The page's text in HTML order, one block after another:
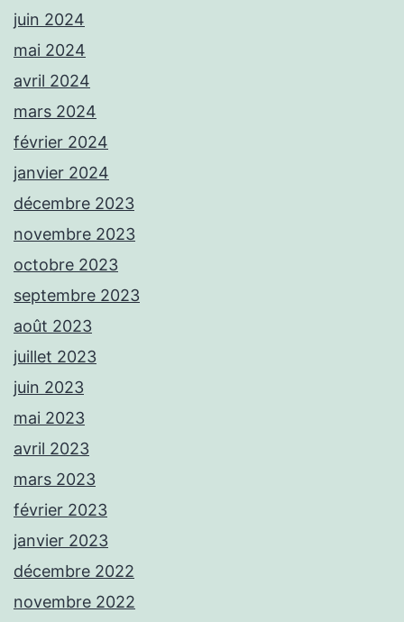
juin 2024
mai 2024
avril 2024
mars 2024
février 2024
janvier 2024
décembre 2023
novembre 2023
octobre 2023
septembre 2023
août 2023
juillet 2023
juin 2023
mai 2023
avril 2023
mars 2023
février 2023
janvier 2023
décembre 2022
novembre 2022